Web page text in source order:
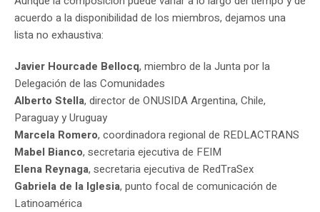
acuerdo a la disponibilidad de los miembros, dejamos una
lista no exhaustiva:
Javier Hourcade Bellocq, miembro de la Junta por la
Delegación de las Comunidades
Alberto Stella, director de ONUSIDA Argentina, Chile,
Paraguay y Uruguay
Marcela Romero, coordinadora regional de REDLACTRANS
Mabel Bianco, secretaria ejecutiva de FEIM
Elena Reynaga, secretaria ejecutiva de RedTraSex
Gabriela de la Iglesia, punto focal de comunicación de
Latinoamérica